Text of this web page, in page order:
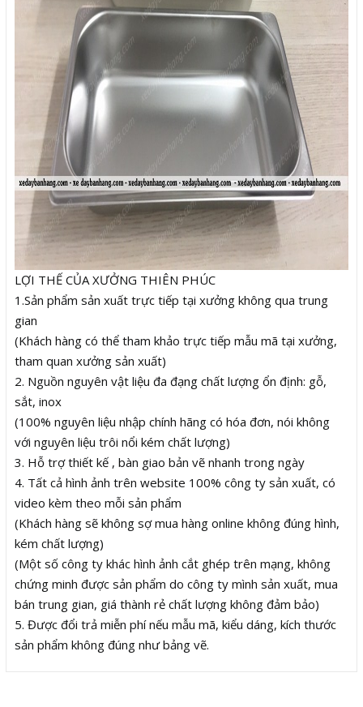
LỢI THẾ CỦA XƯỞNG THIÊN PHÚC
1.Sản phẩm sản xuất trực tiếp tại xưởng không qua trung
gian
(Khách hàng có thể tham khảo trực tiếp mẫu mã tại xưởng,
tham quan xưởng sản xuất)
2. Nguồn nguyên vật liệu đa đạng chất lượng ổn định: gỗ,
sắt, inox
(100% nguyên liệu nhập chính hãng có hóa đơn, nói không
với nguyên liệu trôi nổi kém chất lượng)
3. Hỗ trợ thiết kế , bàn giao bản vẽ nhanh trong ngày
4. Tất cả hình ảnh trên website 100% công ty sản xuất, có
video kèm theo mỗi sản phẩm
(Khách hàng sẽ không sợ mua hàng online không đúng hình,
kém chất lượng)
(Một số công ty khác hình ảnh cắt ghép trên mạng, không
chứng minh được sản phẩm do công ty mình sản xuất, mua
bán trung gian, giá thành rẻ chất lượng không đảm bảo)
5. Được đổi trả miễn phí nếu mẫu mã, kiểu dáng, kích thước
sản phẩm không đúng như bảng vẽ.